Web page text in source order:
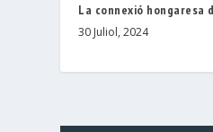
La connexió hongaresa
30 Juliol, 2024